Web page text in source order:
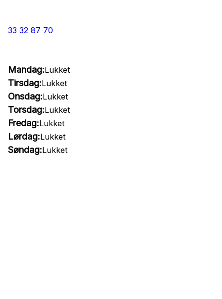
33 32 87 70
Mandag:Lukket
Tirsdag:Lukket
Onsdag:Lukket
Torsdag:Lukket
Fredag:Lukket
Lørdag:Lukket
Søndag:Lukket